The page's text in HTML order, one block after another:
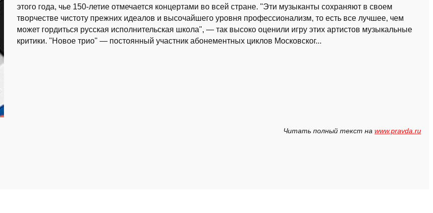
этого года, чье 150-летие отмечается концертами во всей стране. "Эти музыканты сохраняют в своем
творчестве чистоту прежних идеалов и высочайшего уровня профессионализм, то есть все лучшее, чем
может гордиться русская исполнительская школа", — так высоко оценили игру этих артистов музыкальные
критики. "Новое трио" — постоянный участник абонементных циклов Московског...
Читать полный текст на www.pravda.ru